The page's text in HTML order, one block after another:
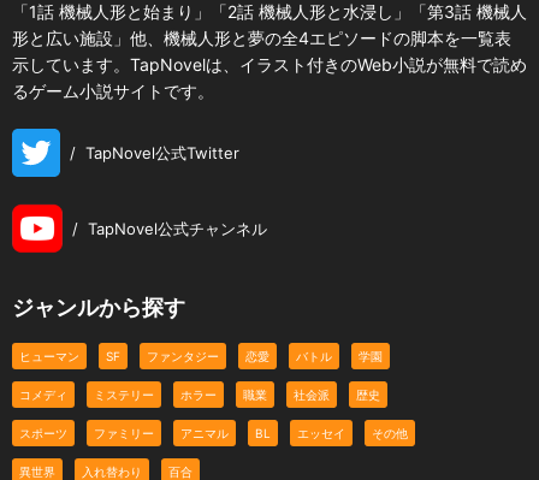
「1話 機械人形と始まり」「2話 機械人形と水浸し」「第3話 機械人
形と広い施設」他、機械人形と夢の全4エピソードの脚本を一覧表
示しています。TapNovelは、イラスト付きのWeb小説が無料で読め
るゲーム小説サイトです。
/ TapNovel公式Twitter
/ TapNovel公式チャンネル
ジャンルから探す
ヒューマン SF ファンタジー 恋愛 バトル 学園
コメディ ミステリー ホラー 職業 社会派 歴史
スポーツ ファミリー アニマル BL エッセイ その他
異世界 入れ替わり 百合